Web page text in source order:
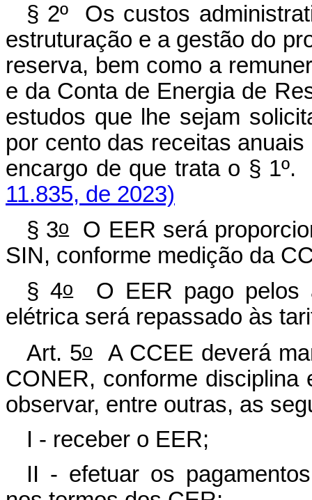
§ 2º Os custos
estruturação e a gestão do
reserva, bem como a
e da Conta de Energia de
estudos que lhe sejam
por cento das receitas
encargo de que trata o §
11.835, de 2023)
§ 3oO EER será
SIN, conforme medição da
§ 4oO EER pago pelos
elétrica será repassado às
Art. 5o
A CCEE deverá
CONER, conforme
observar, entre outras, as
I - receber o EER;
II - efetuar os